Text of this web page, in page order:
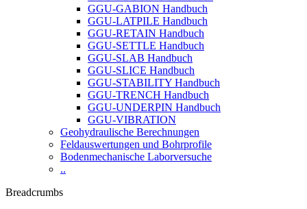
GGU-GABION Handbuch
GGU-LATPILE Handbuch
GGU-RETAIN Handbuch
GGU-SETTLE Handbuch
GGU-SLAB Handbuch
GGU-SLICE Handbuch
GGU-STABILITY Handbuch
GGU-TRENCH Handbuch
GGU-UNDERPIN Handbuch
GGU-VIBRATION
Geohydraulische Berechnungen
Feldauswertungen und Bohrprofile
Bodenmechanische Laborversuche
..
Breadcrumbs